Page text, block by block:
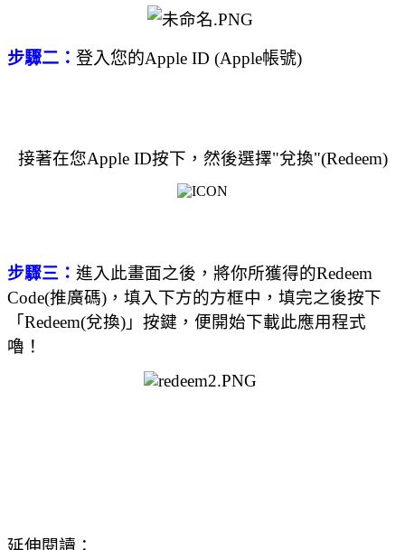
步驟二： 登入您的Apple ID (Apple帳號)
接著在您Apple ID按下，然後選擇"兌換"(Redeem)
步驟三： 進入此畫面之後，將你所獲得的Redeem
Code(推廣碼)，填入下方的方框中，填完之後按下
「Redeem(兌換)」按鍵，便開始下載此應用程式
嚕！
延伸閱讀：